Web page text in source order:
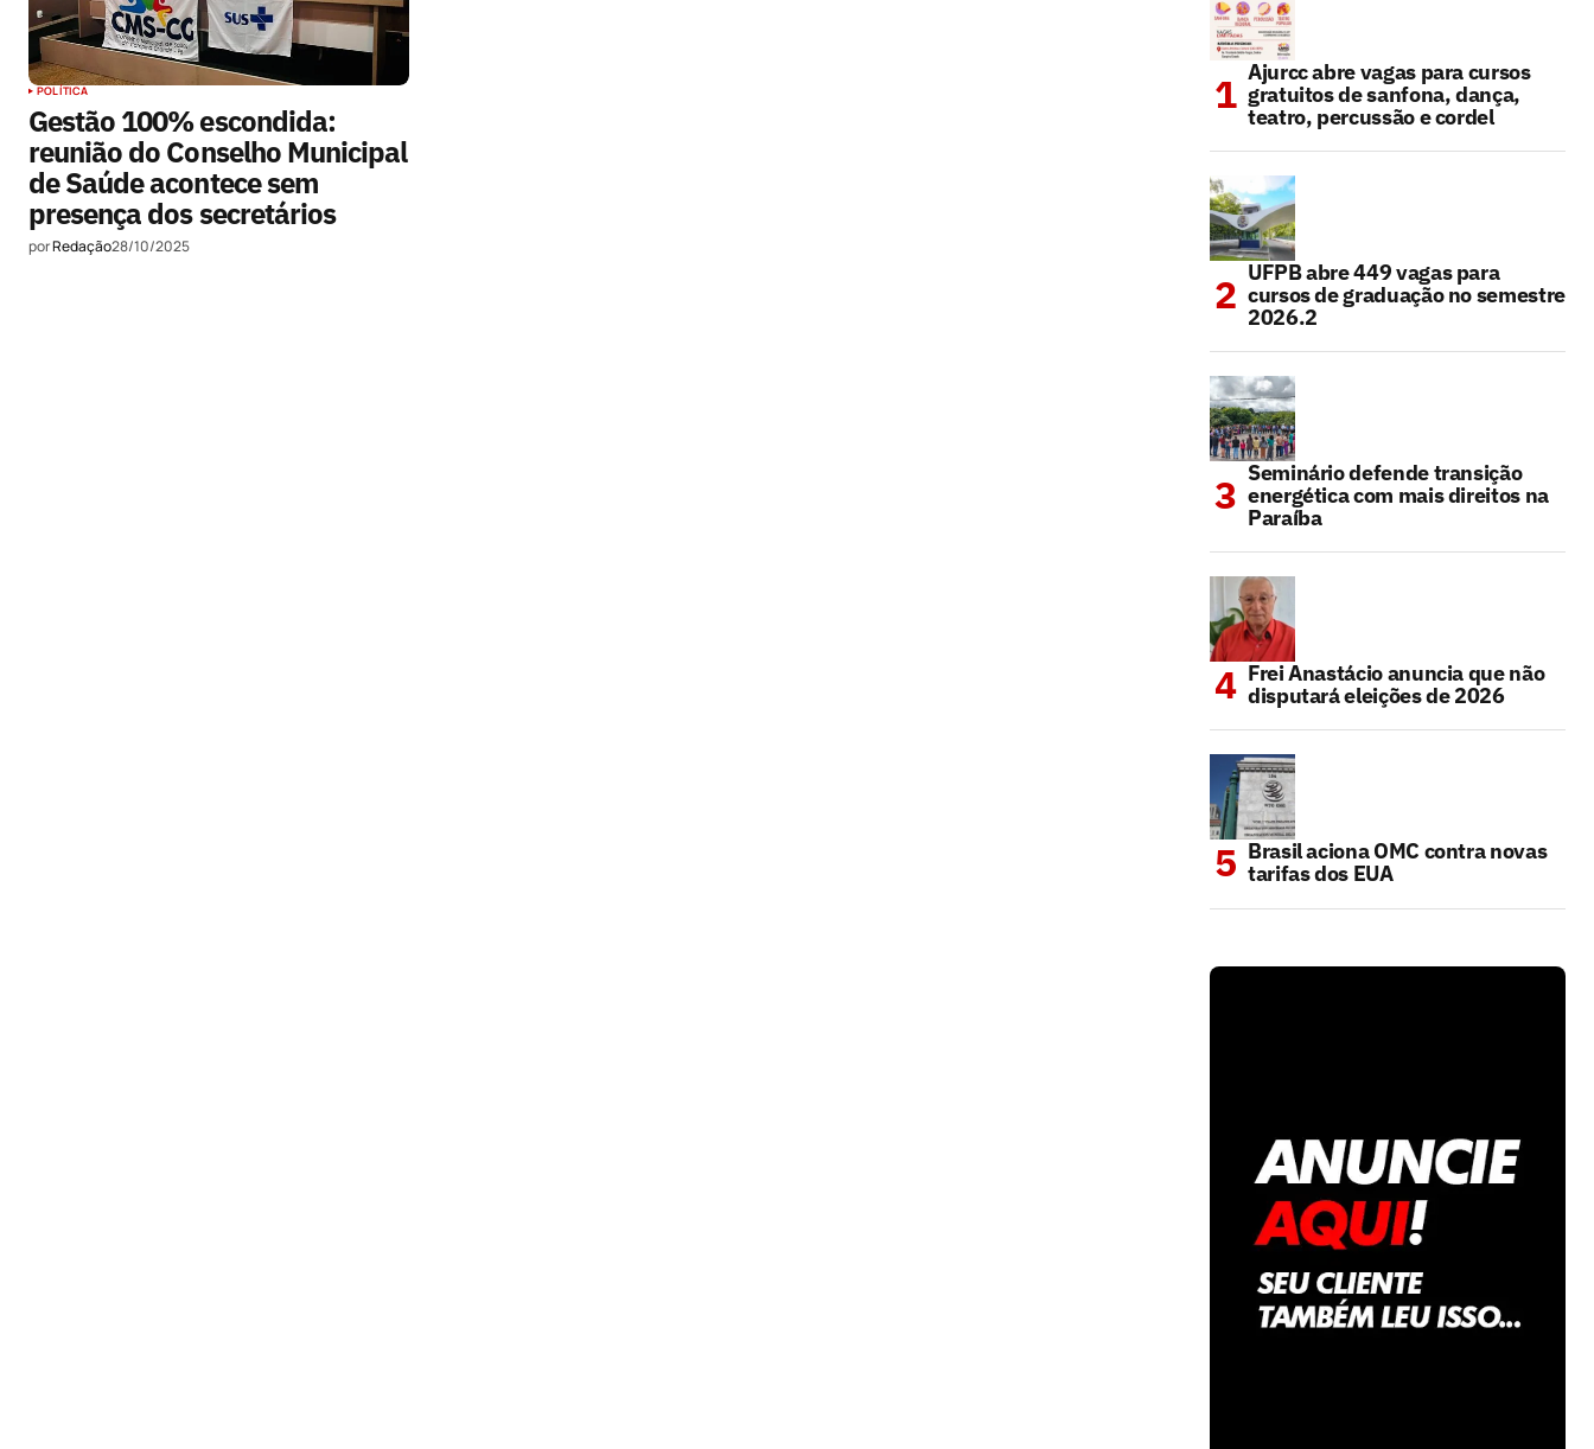
POLÍTICA
Gestão 100% escondida:
reunião do Conselho Municipal
de Saúde acontece sem
presença dos secretários
porRedação28/10/2025
Ajurcc abre vagas para cursos
gratuitos de sanfona, dança,
teatro, percussão e cordel
UFPB abre 449 vagas para
cursos de graduação no semestre
2026.2
Seminário defende transição
energética com mais direitos na
Paraíba
Frei Anastácio anuncia que não
disputará eleições de 2026
Brasil aciona OMC contra novas
tarifas dos EUA